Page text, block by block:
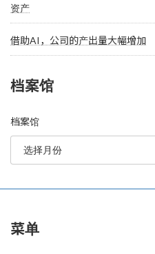
资产
借助AI，公司的产出量大幅增加
档案馆
档案馆
菜单